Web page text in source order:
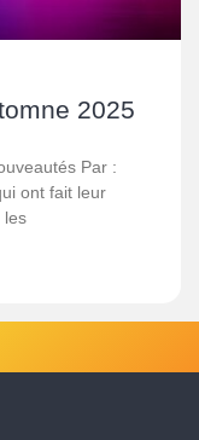
2025
Par :
ont fait leur
les